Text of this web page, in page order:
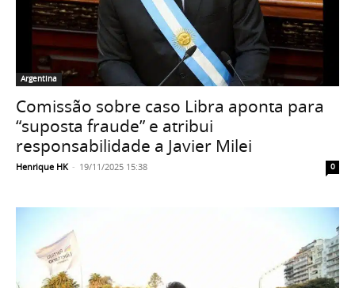
Argentina
Comissão sobre caso Libra aponta para
“suposta fraude” e atribui
responsabilidade a Javier Milei
Henrique HK - 19/11/2025 15:38 0